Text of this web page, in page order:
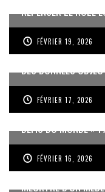
REPENSER LE RÔLE
FÉVRIER 19, 2026
DES DONNÉES
FÉVRIER 17, 2026
« UN GOSIER FIER,
DÉFIS DU MONDE »
FÉVRIER 16, 2026
MEURTRE D’UN